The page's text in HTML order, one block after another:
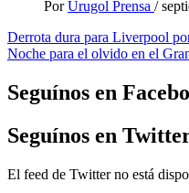
Por Urugol Prensa /
Navegación
de
entradas
Derrota dura para Liverpool
Noche para el olvido en el
Seguínos en
Seguínos en
El feed de Twitter no está